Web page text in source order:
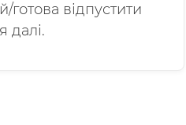
готова відпустити
далі.